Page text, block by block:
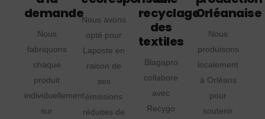
demande
Nous
fabriquons
chaque
produit
individuellement
sur
Nous avons
opté pour
Laposte en
raison de
ses
émissions
réduites de
recyclage
des
textiles
Blagapro
collabore
avec
Recygo
Orléanaise
Nous
produisons
localement
à Orléans
pour
soutenir